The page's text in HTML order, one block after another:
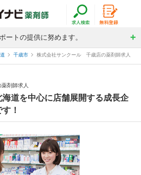
ートの提供に努めます。
千歳市 株式会社サンクール 千歳店の薬剤師求人
剤師求人
海道を中心に店舗展開する成長企
！